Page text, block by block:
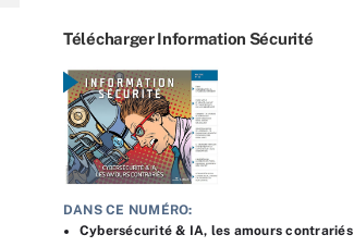
Télécharger Information Sécurité
DANS CE NUMÉRO:
Cybersécurité & IA, les amours contrariés